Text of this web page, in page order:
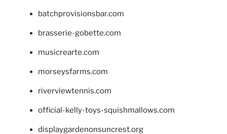
batchprovisionsbar.com
brasserie-gobette.com
musicrearte.com
morseysfarms.com
riverviewtennis.com
official-kelly-toys-squishmallows.com
displaygardenonsuncrest.org